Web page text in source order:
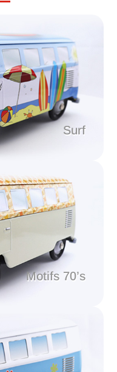
Surf
Motifs 70’s